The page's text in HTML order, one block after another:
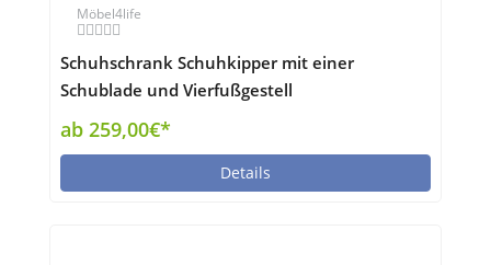
Möbel4life
Schuhschrank Schuhkipper mit einer
Schublade und Vierfußgestell
ab 259,00€*
Details